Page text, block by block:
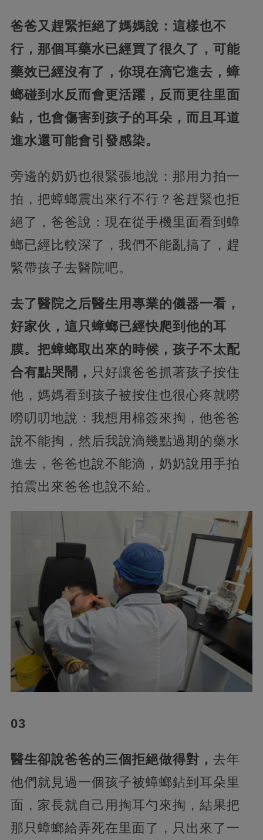
爸爸又趕緊拒絕了媽媽說：這樣也不
行，那個耳藥水已經買了很久了，可能
藥效已經沒有了，你現在滴它進去，蟑
螂碰到水反而會更活躍，反而更往里面
鉆，也會傷害到孩子的耳朵，而且耳道
進水還可能會引發感染。
旁邊的奶奶也很緊張地說：那用力拍一
拍，把蟑螂震出來行不行？爸趕緊也拒
絕了，爸爸說：現在從手機里面看到蟑
螂已經比較深了，我們不能亂搞了，趕
緊帶孩子去醫院吧。
去了醫院之后醫生用專業的儀器一看，
好家伙，這只蟑螂已經快爬到他的耳
膜。把蟑螂取出來的時候，孩子不太配
合有點哭鬧， 只好讓爸爸抓著孩子按住
他，媽媽看到孩子被按住也很心疼就嘮
嘮叨叨地說：我想用棉簽來掏，他爸爸
說不能掏，然后我說滴幾點過期的藥水
進去，爸爸也說不能滴，奶奶說用手拍
拍震出來爸爸也說不給。
03
醫生卻說爸爸的三個拒絕做得對， 去年
他們就見過一個孩子被蟑螂鉆到耳朵里
面，家長就自己用掏耳勺來掏，結果把
那只蟑螂給弄死在里面了，只出來了一